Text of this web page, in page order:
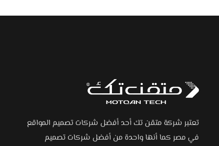
تعتبر شركة متقن تك أحد أفضل شركات تصميم المواقع
في مصر كما أنها واحدة من أفضل شركات تصميم